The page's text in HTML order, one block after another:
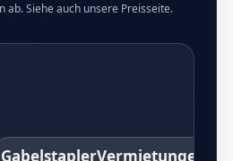
ab. Siehe auch unsere Preisseite.